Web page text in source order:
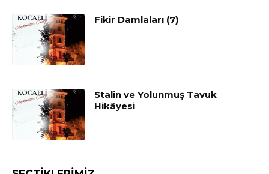
Fikir Damlaları (7)
Stalin ve Yolunmuş Tavuk
Hikâyesi